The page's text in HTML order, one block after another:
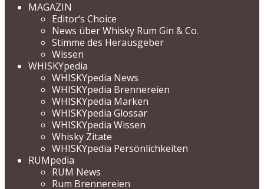
MAGAZIN
Editor‘s Choice
News über Whisky Rum Gin & Co.
Stimme des Herausgeber
Wissen
WHISKYpedia
WHISKYpedia News
WHISKYpedia Brennereien
WHISKYpedia Marken
WHISKYpedia Glossar
WHISKYpedia Wissen
Whisky Zitate
WHISKYpedia Persönlichkeiten
RUMpedia
RUM News
Rum Brennereien